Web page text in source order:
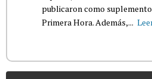
publicaron como
Primera Hora. Además,...